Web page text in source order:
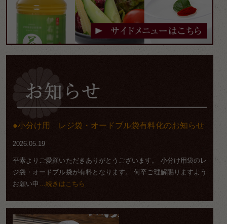
小分け用 レジ袋・オードブル袋有料化のお知らせ
2026.05.19
平素よりご愛顧いただきありがとうございます。 小分け用袋のレ
ジ袋・オードブル袋が有料となります。 何卒ご理解賜りますよう
お願い申
…続きはこちら